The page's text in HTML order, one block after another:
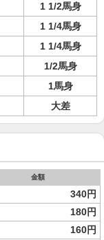
1 1/2馬身
1 1/4馬身
1 1/4馬身
1/2馬身
1馬身
大差
金額
340円
180円
160円